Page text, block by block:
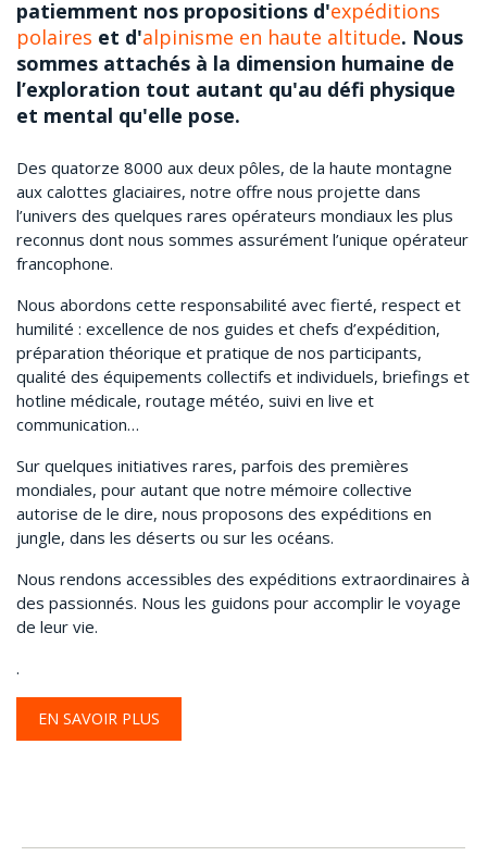
patiemment nos propositions d'expéditions
polaires et d'alpinisme en haute altitude. Nous
sommes attachés à la dimension humaine de
l’exploration tout autant qu'au défi physique
et mental qu'elle pose.
Des quatorze 8000 aux deux pôles, de la haute montagne
aux calottes glaciaires, notre offre nous projette dans
l’univers des quelques rares opérateurs mondiaux les plus
reconnus dont nous sommes assurément l’unique opérateur
francophone.
Nous abordons cette responsabilité avec fierté, respect et
humilité : excellence de nos guides et chefs d’expédition,
préparation théorique et pratique de nos participants,
qualité des équipements collectifs et individuels, briefings et
hotline médicale, routage météo, suivi en live et
communication…
Sur quelques initiatives rares, parfois des premières
mondiales, pour autant que notre mémoire collective
autorise de le dire, nous proposons des expéditions en
jungle, dans les déserts ou sur les océans.
Nous rendons accessibles des expéditions extraordinaires à
des passionnés. Nous les guidons pour accomplir le voyage
de leur vie.
.
EN SAVOIR PLUS